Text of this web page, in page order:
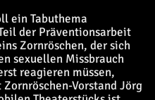
ein Tabuthema
der Präventionsarbeit
Zornröschen, der sich
sexuellen Missbrauch
reagieren müssen,
Vorstand Jörg